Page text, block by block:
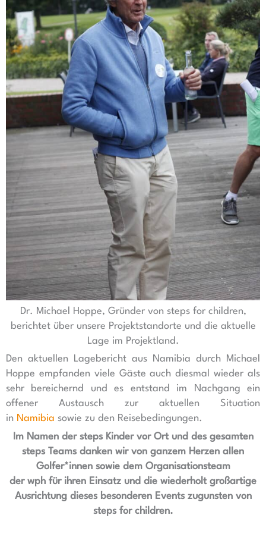
Dr. Michael Hoppe, Gründer von steps for children,
berichtet über unsere Projektstandorte und die aktuelle
Lage im Projektland.
Den aktuellen Lagebericht aus Namibia durch Michael
Hoppe empfanden viele Gäste auch diesmal wieder als
sehr bereichernd und es entstand im Nachgang ein
offener Austausch zur aktuellen Situation
in Namibia sowie zu den Reisebedingungen.
Im Namen der steps Kinder vor Ort und des gesamten
steps Teams danken wir von ganzem Herzen allen
Golfer*innen sowie dem Organisationsteam
der wph für ihren Einsatz und die wiederholt großartige
Ausrichtung dieses besonderen Events zugunsten von
steps for children.